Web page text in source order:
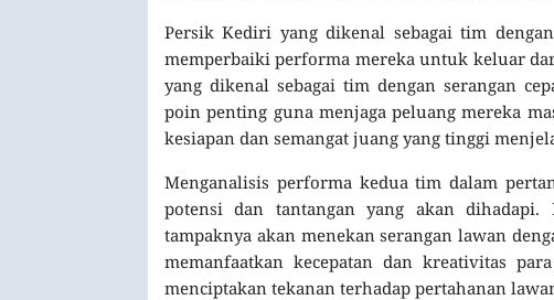
Persik Kediri yang dikenal sebagai tim
memperbaiki performa mereka untuk keluar
yang dikenal sebagai tim dengan serangan
poin penting guna menjaga peluang mereka
kesiapan dan semangat juang yang tinggi
Menganalisis performa kedua tim dalam
potensi dan tantangan yang akan
tampaknya akan menekan serangan lawan
memanfaatkan kecepatan dan kreativitas
menciptakan tekanan terhadap pertahanan